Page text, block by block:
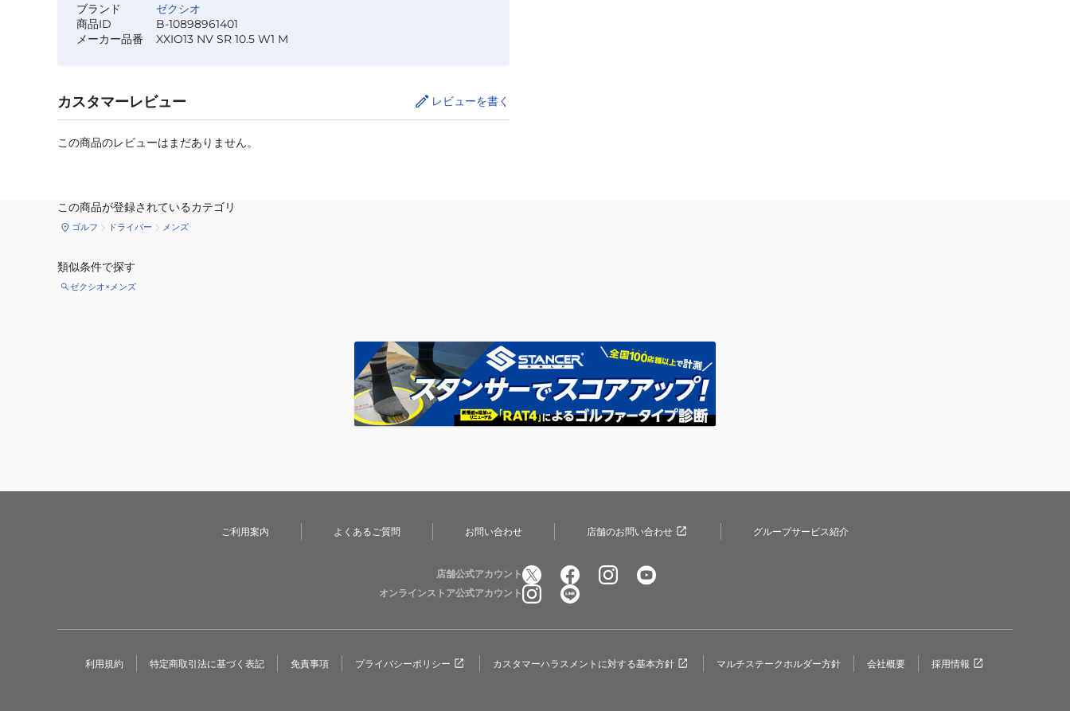
ブランド
ゼクシオ
商品ID
B-10898961401
メーカー品番
XXIO13 NV SR 10.5 W1 M
カスタマーレビュー レビューを書く
この商品のレビューはまだありません。
この商品が登録されているカテゴリ
ゴルフ ドライバー メンズ
類似条件で探す
ゼクシオ×メンズ
ご利用案内 よくあるご質問 お問い合わせ 店舗のお問い合わせ グループサービス紹介
店舗公式アカウント
オンラインストア公式アカウント
利用規約 特定商取引法に基づく表記 免責事項 プライバシーポリシー カスタマーハラスメントに対する基本方針 マルチステークホルダー方針 会社概要 採用情報